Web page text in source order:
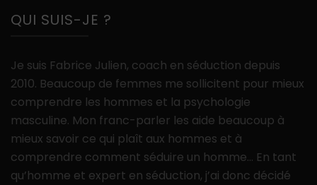
QUI SUIS-JE ?
Je suis Fabrice Julien, coach en séduction depuis
2010. Beaucoup de femmes me sollicitent pour mieux
comprendre les hommes et la psychologie
masculine. Mon franc-parler les aide beaucoup à
mieux savoir ce qui plaît aux hommes et à
comprendre comment séduire un homme… En tant
qu’homme et expert en séduction, j’ai donc décidé